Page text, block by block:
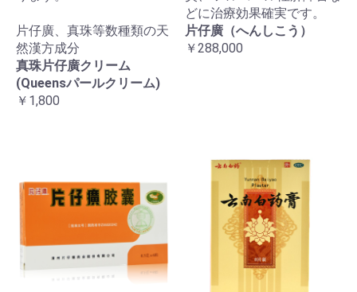
片仔廣、真珠等数種類の天
然漢方成分
真珠片仔廣クリーム
(Queensパールクリーム)
￥1,800
どに治療効果確実です。
片仔廣（へんしこう）
￥288,000